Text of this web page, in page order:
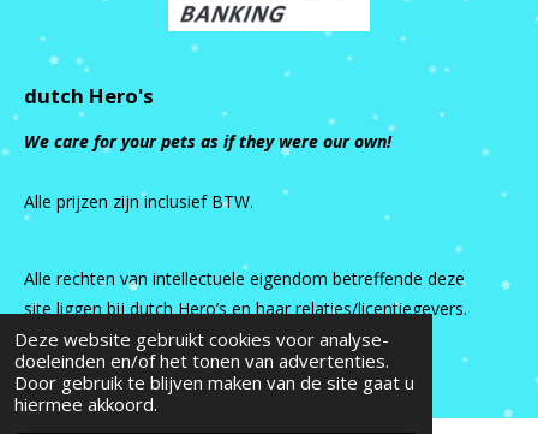
Deze website gebruikt cookies voor analyse-
doeleinden en/of het tonen van advertenties.
Door gebruik te blijven maken van de site gaat u
hiermee akkoord.
dutch Hero's
We care for your pets as if they were our own!
Alle prijzen zijn inclusief BTW.
Alle rechten van intellectuele eigendom betreffende deze
site liggen bij dutch Hero’s en haar relaties/licentiegevers.
© 2015 - 2026 dutch Hero's